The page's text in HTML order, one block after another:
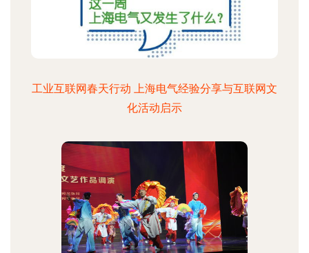
工业互联网春天行动 上海电气经验分享与互联网文
化活动启示